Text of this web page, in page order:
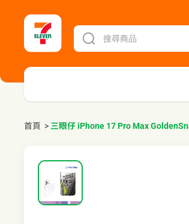
首頁 > 三眼仔 iPhone 17 Pro Max